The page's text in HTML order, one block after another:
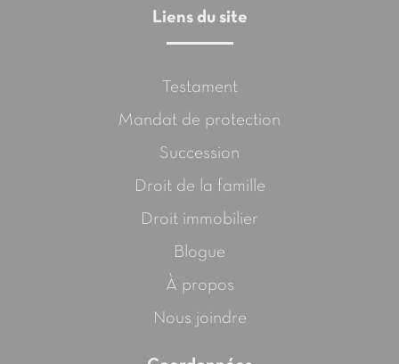
Liens du site
Testament
Mandat de protection
Succession
Droit de la famille
Droit immobilier
Blogue
À propos
Nous joindre